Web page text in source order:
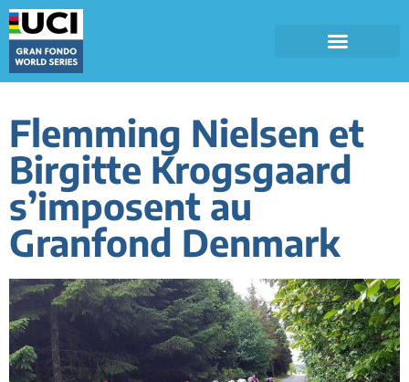
Flemming Nielsen et
Birgitte Krogsgaard
s’imposent au
Granfond Denmark